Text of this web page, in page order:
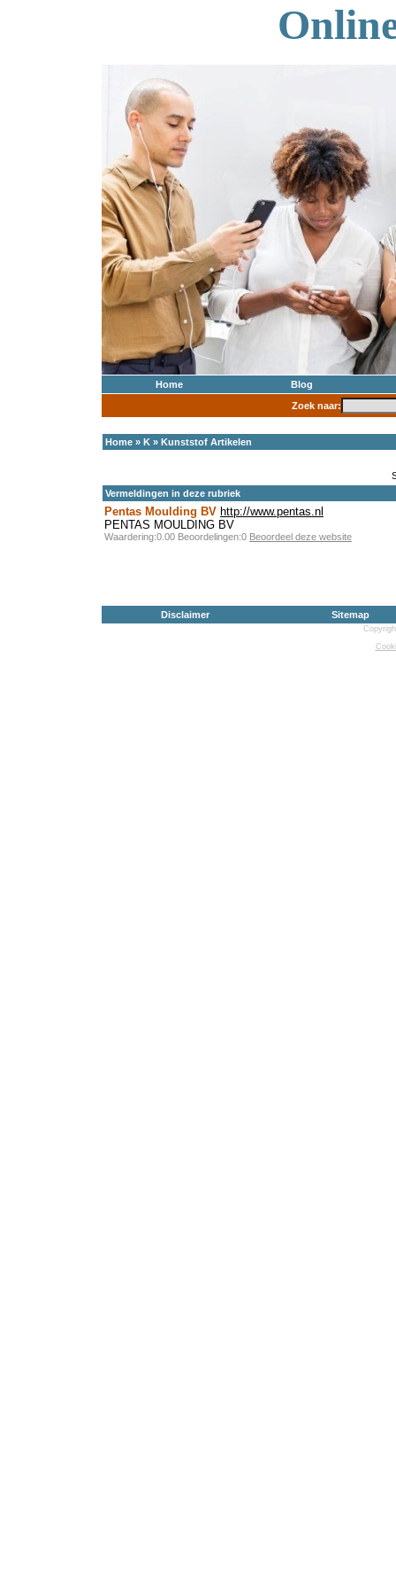
Home
Blog
Zoek naar:
Home » K » Kunststof Artikelen
Vermeldingen in deze rubriek
Pentas Moulding BV http://www.pentas.nl
PENTAS MOULDING BV
Waardering:0.00 Beoordelingen:0 Beoordeel deze website
Disclaimer Sitemap